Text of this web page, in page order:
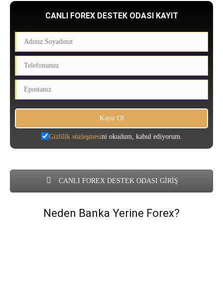
CANLI FOREX DESTEK ODASI KAYIT
Gizlilik sözleşmesini okudum, kabul ediyorum.
CANLI FOREX DESTEK ODASI GİRİŞ
Neden Banka Yerine Forex?